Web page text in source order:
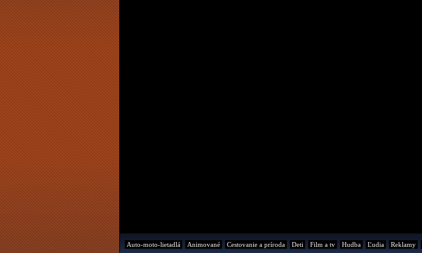
Auto-moto-lietadlá Animované Cestovanie a príroda Deti Film a tv Hudba Ľudia Reklamy